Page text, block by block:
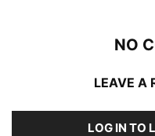
NO
LEAVE A
LOG IN TO